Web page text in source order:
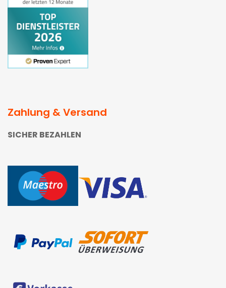
Zahlung & Versand
SICHER BEZAHLEN